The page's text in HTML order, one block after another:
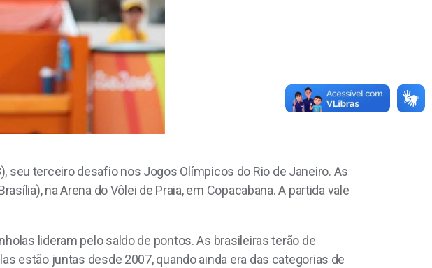
seu terceiro desafio nos Jogos Olímpicos do Rio de Janeiro. As
na Arena do Vôlei de Praia, em Copacabana. A partida vale
lideram pelo saldo de pontos. As brasileiras terão de
estão juntas desde 2007, quando ainda era das categorias de